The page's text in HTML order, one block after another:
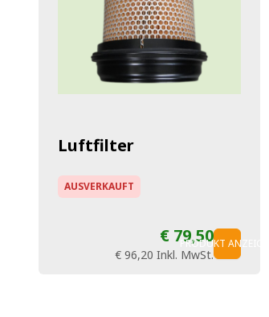
Luftfilter
AUSVERKAUFT
€ 79,50
€ 96,20 Inkl. MwSt.
PRODUKT ANZEIGEN